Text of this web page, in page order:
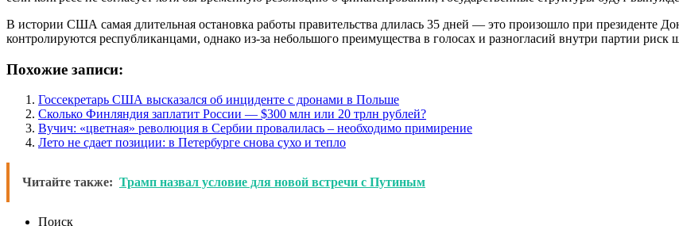
В истории США самая длительная остановка работы правительства длилась 35 дней — это произошло при президенте
контролируются республиканцами, однако из-за небольшого преимущества в голосах и разногласий внутри партии риск
Похожие записи:
Госсекретарь США высказался об инциденте с дронами в Польше
Сколько Финляндия заплатит России — $300 млн или 20 трлн рублей?
Вучич: «цветная» революция в Сербии провалилась – необходимо примирение
Лето не сдает позиции: в Петербурге снова сухо и тепло
Читайте также: Трамп назвал условие для новой встречи с Путиным
Поиск